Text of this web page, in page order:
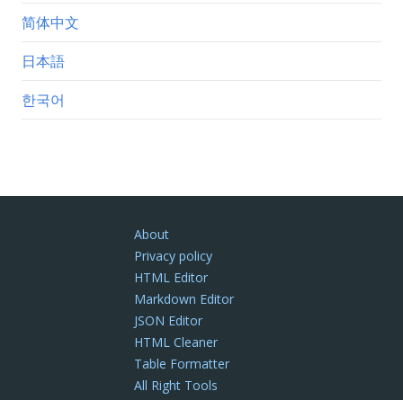
简体中文
日本語
한국어
About
Privacy policy
HTML Editor
Markdown Editor
JSON Editor
HTML Cleaner
Table Formatter
All Right Tools